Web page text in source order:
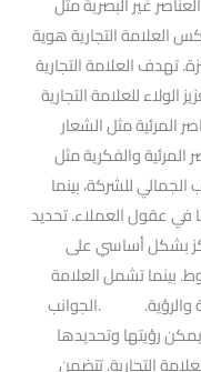
العلامة التجارية هوية
تهدف العلامة التجارية
الولاء للعلامة التجارية
المرئية مثل الشعار
المرئية والفكرية مثل
للشركة، بينما
في عقول العملاء. تحديد
بشكل أساسي على
بينما تشمل العلامة
والرؤية. .الجوانب
يمكن رؤيتها وتحديدها
التجارية. تتضمن